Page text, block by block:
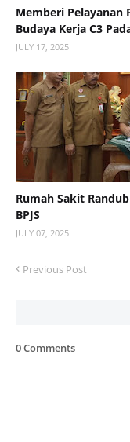
Memberi Pelayanan
Budaya Kerja C3
JULY 17, 2025
Rumah Sakit
BPJS
JULY 07, 2025
Previous Post
0 Comments